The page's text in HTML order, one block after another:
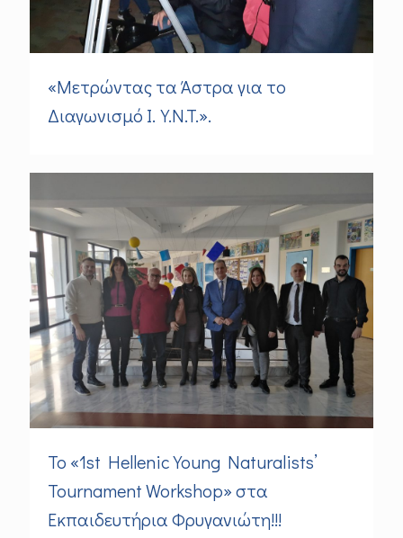
«Μετρώντας τα Άστρα για το
Διαγωνισμό I.Y.N.T.».
Το «1st Hellenic Young Naturalists’
Tournament Workshop» στα
Εκπαιδευτήρια Φρυγανιώτη!!!